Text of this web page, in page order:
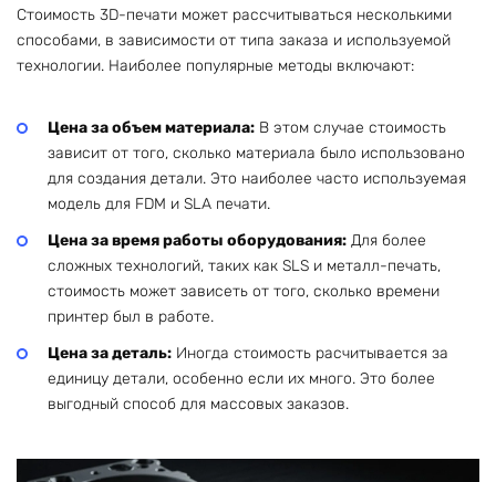
Стоимость 3D-печати может рассчитываться несколькими
способами, в зависимости от типа заказа и используемой
технологии. Наиболее популярные методы включают:
Цена за объем материала: В этом случае стоимость
зависит от того, сколько материала было использовано
для создания детали. Это наиболее часто используемая
модель для FDM и SLA печати.
Цена за время работы оборудования: Для более
сложных технологий, таких как SLS и металл-печать,
стоимость может зависеть от того, сколько времени
принтер был в работе.
Цена за деталь: Иногда стоимость расчитывается за
единицу детали, особенно если их много. Это более
выгодный способ для массовых заказов.